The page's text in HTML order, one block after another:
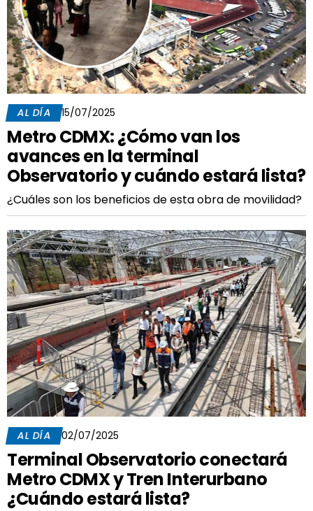
AL DÍA 15/07/2025
Metro CDMX: ¿Cómo van los
avances en la terminal
Observatorio y cuándo estará lista?
¿Cuáles son los beneficios de esta obra de movilidad?
AL DÍA 02/07/2025
Terminal Observatorio conectará
Metro CDMX y Tren Interurbano
¿Cuándo estará lista?